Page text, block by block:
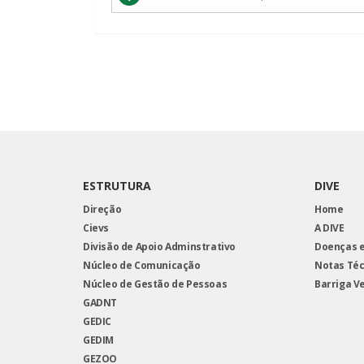
ESTRUTURA
Direção
Cievs
Divisão de Apoio Adminstrativo
Núcleo de Comunicação
Núcleo de Gestão de Pessoas
GADNT
GEDIC
GEDIM
GEZOO
DIVE
Home
A DIVE
Doenças
Notas
Barriga